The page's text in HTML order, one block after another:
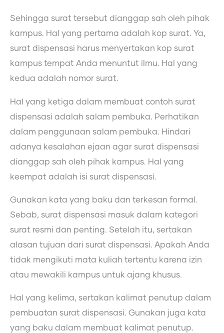
Sehingga surat tersebut dianggap sah oleh pihak
kampus. Hal yang pertama adalah kop surat. Ya,
surat dispensasi harus menyertakan kop surat
kampus tempat Anda menuntut ilmu. Hal yang
kedua adalah nomor surat.
Hal yang ketiga dalam membuat contoh surat
dispensasi adalah salam pembuka. Perhatikan
dalam penggunaan salam pembuka. Hindari
adanya kesalahan ejaan agar surat dispensasi
dianggap sah oleh pihak kampus. Hal yang
keempat adalah isi surat dispensasi.
Gunakan kata yang baku dan terkesan formal.
Sebab, surat dispensasi masuk dalam kategori
surat resmi dan penting. Setelah itu, sertakan
alasan tujuan dari surat dispensasi. Apakah Anda
tidak mengikuti mata kuliah tertentu karena izin
atau mewakili kampus untuk ajang khusus.
Hal yang kelima, sertakan kalimat penutup dalam
pembuatan surat dispensasi. Gunakan juga kata
yang baku dalam membuat kalimat penutup.